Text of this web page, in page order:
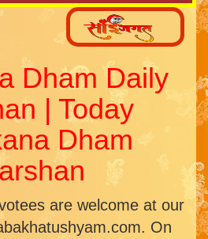
Dham Daily
| Today
Dham
are welcome at our
On